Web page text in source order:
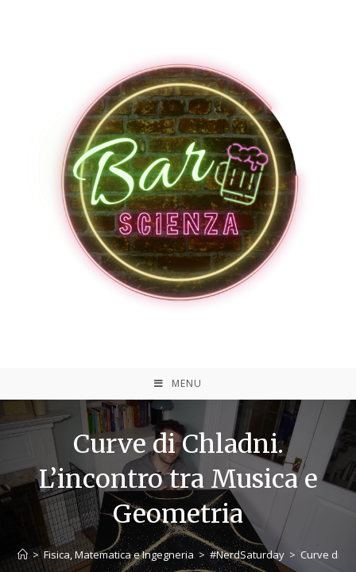
MENU
Curve di Chladni.
L’incontro tra Musica e
Geometria
> Fisica, Matematica e Ingegneria > #NerdSaturday > Curve di